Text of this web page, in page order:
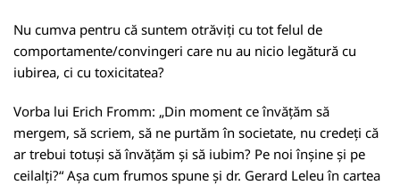
Nu cumva pentru că suntem otrăviți cu tot felul de
comportamente/convingeri care nu au nicio legătură cu
iubirea, ci cu toxicitatea?
Vorba lui Erich Fromm: „Din moment ce învățăm să
mergem, să scriem, să ne purtăm în societate, nu credeți că
ar trebui totuși să învățăm și să iubim? Pe noi înșine și pe
ceilalți?“ Așa cum frumos spune și dr. Gerard Leleu în cartea